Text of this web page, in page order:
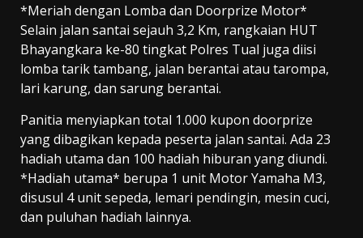
*Meriah dengan Lomba dan Doorprize Motor*
Selain jalan santai sejauh 3,2 Km, rangkaian HUT
Bhayangkara ke-80 tingkat Polres Tual juga diisi
lomba tarik tambang, jalan berantai atau tarompa,
lari karung, dan sarung berantai.
Panitia menyiapkan total 1.000 kupon doorprize
yang dibagikan kepada peserta jalan santai. Ada 23
hadiah utama dan 100 hadiah hiburan yang diundi.
*Hadiah utama* berupa 1 unit Motor Yamaha M3,
disusul 4 unit sepeda, lemari pendingin, mesin cuci,
dan puluhan hadiah lainnya.